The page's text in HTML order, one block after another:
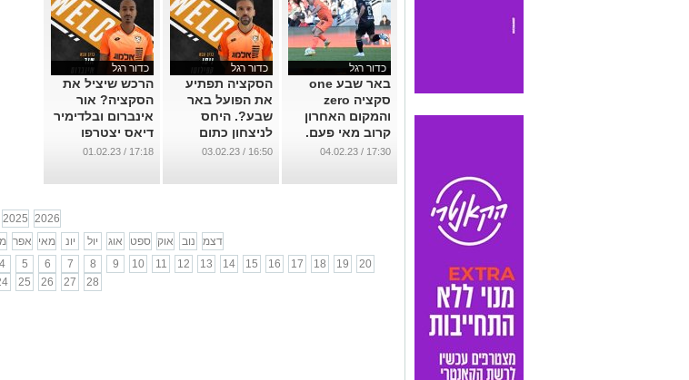
כדור רגל
באר שבע one
סקציה zero
והמקום האחרון
קרוב מאי פעם.
האם הסקציה
...
17:30 / 04.02.23
כדור רגל
הסקציה תפתיע
את הפועל באר
שבע?. היחס
לניצחון כתום
בווינר עומד על
4.5.
16:50 / 03.02.23
כדור רגל
הרכש שיציל את
הסקציה? אור
אינברום ובלדימיר
דיאס יצטרפו
לכריסטיאן
...
17:18 / 01.02.23
2025 2026
אפר מאי יונ יול אוג ספט אוק נוב
דצמ
4 5 6 7 8 9 10 11 12 13 14 15 16 17 18 19
20
25 26 27 28